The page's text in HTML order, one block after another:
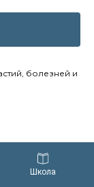
болезней и
Школа